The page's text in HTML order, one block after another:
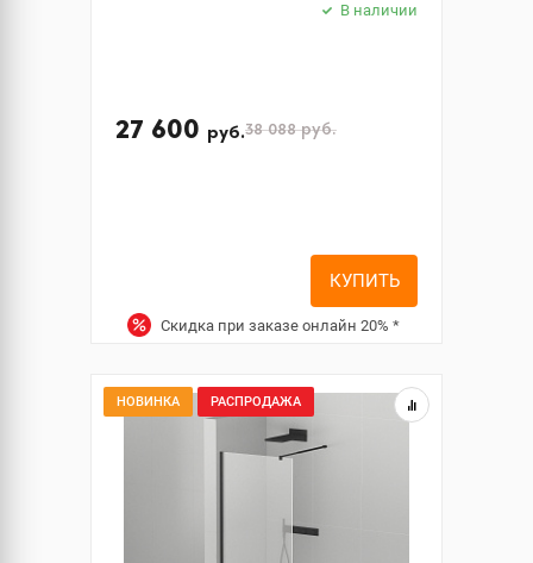
В наличии
27 600 руб.38 088руб.
КУПИТЬ
Скидка при заказе онлайн 20% *
НОВИНКА РАСПРОДАЖА